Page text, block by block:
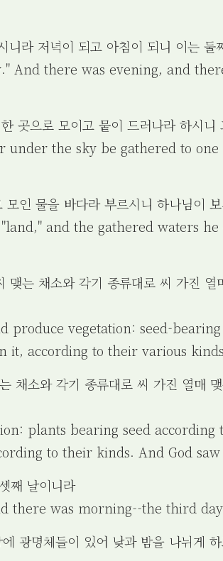
니라 저녁이 되고 아침이 되니 이는 둘
And there was evening, and
곳으로 모이고 뭍이 드러나라 하시니
under the sky be gathered to
인 물을 바다라 부르시니 하나님이
and the gathered waters he
맺는 채소와 각기 종류대로 씨 가진
produce vegetation: seed-
according to their various
채소와 각기 종류대로 씨 가진 열매
plants bearing seed
to their kinds. And God saw
째 날이니라
there was morning--the third
광명체들이 있어 낮과 밤을 나뉘게